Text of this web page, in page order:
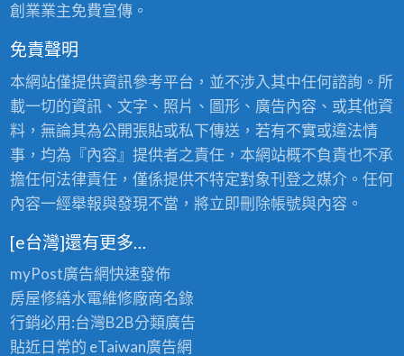
創業業主免費宣傳。
免責聲明
本網站僅提供資訊參考平台，並不涉入其中任何諮詢。所
載一切的資訊、文字、照片、圖形、廣告內容、或其他資
料，無論其為公開張貼或私下傳送，若有不實或違法情
事，均為『內容』提供者之責任，本網站概不負責也不承
擔任何法律責任，僅係提供不特定對象刊登之媒介。任何
內容一經舉報與發現不當，將立即刪除帳號與內容。
[e台灣]還有更多…
myPost廣告網快速發佈
房屋修繕水電維修廠商名錄
行銷必用:台灣B2B分類廣告
貼近日常的 eTaiwan廣告網